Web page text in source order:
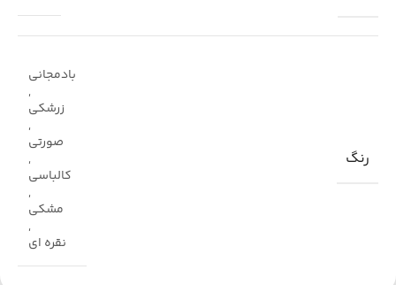
رنگ
بادمجانی
,
زرشکی
,
صورتی
,
کالباسی
,
مشکی
,
نقره ای